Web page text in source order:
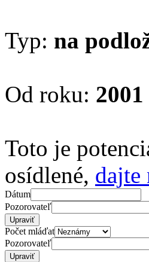
Typ: na
Od roku: 2001
Toto je
osídlené, dajte
Dátum
Pozorovateľ
Počet mláďat
Pozorovateľ